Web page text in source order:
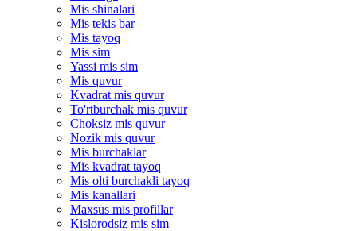
Mis shinalari
Mis tekis bar
Mis tayoq
Mis sim
Yassi mis sim
Mis quvur
Kvadrat mis quvur
To'rtburchak mis quvur
Choksiz mis quvur
Nozik mis quvur
Mis burchaklar
Mis kvadrat tayoq
Mis olti burchakli tayoq
Mis kanallari
Maxsus mis profillar
Kislorodsiz mis sim